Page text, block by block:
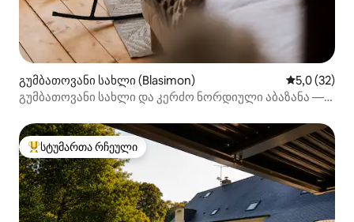
გუმბათოვანი სახლი (Blasimon) საშუალო
5,0 (32)
გუმბათოვანი სახლი და კერძო ნორდიული აბაზანა —
სტუმართა რჩეული მოწინავე ვარიანტი
სტუმართა რჩეული